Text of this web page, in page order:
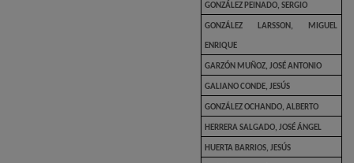
GONZÁLEZ PEINADO, SERGIO
GONZÁLEZ LARSSON, MIGUEL
ENRIQUE
GARZÓN MUÑOZ, JOSÉ ANTONIO
GALIANO CONDE, JESÚS
GONZÁLEZ OCHANDO, ALBERTO
HERRERA SALGADO, JOSÉ ÁNGEL
HUERTA BARRIOS, JESÚS